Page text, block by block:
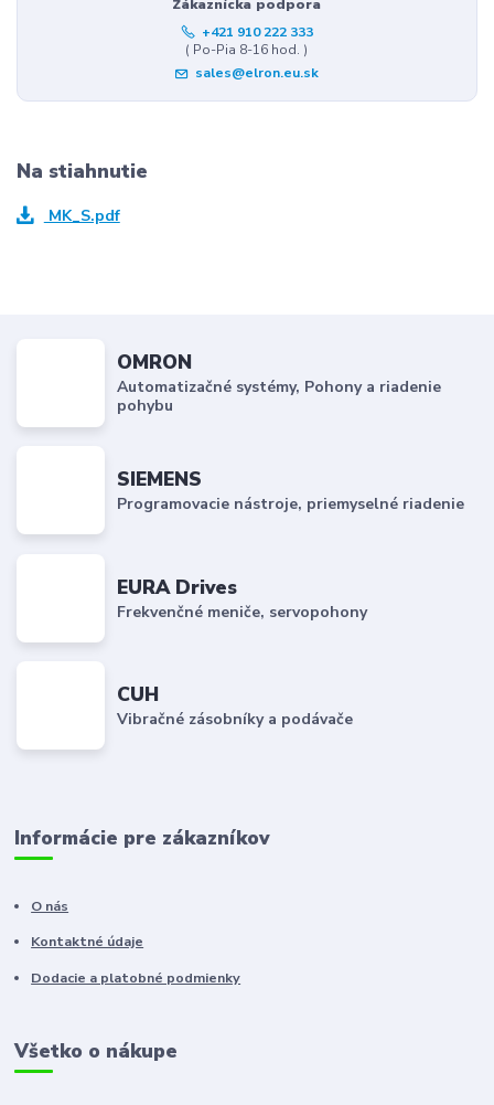
Zákaznícka podpora
+421 910 222 333
( Po-Pia 8-16 hod. )
sales@elron.eu.sk
Na stiahnutie
MK_S.pdf
OMRON
Automatizačné systémy, Pohony a riadenie
pohybu
SIEMENS
Programovacie nástroje, priemyselné riadenie
EURA Drives
Frekvenčné meniče, servopohony
CUH
Vibračné zásobníky a podávače
Informácie pre zákazníkov
O nás
Kontaktné údaje
Dodacie a platobné podmienky
Všetko o nákupe